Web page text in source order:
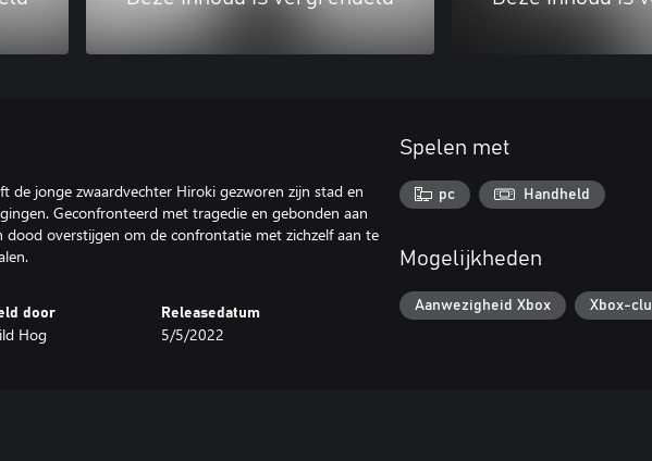
de jonge zwaardvechter Hiroki gezworen zijn stad en
Geconfronteerd met tragedie en gebonden aan
dood overstijgen om de confrontatie met zichzelf aan te
door
Hog
Releasedatum
5/5/2022
Spelen met
pc Handheld
Mogelijkheden
Aanwezigheid Xbox Xbox-